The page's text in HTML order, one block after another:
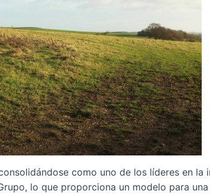
como uno de los líderes en la
lo que proporciona un modelo para